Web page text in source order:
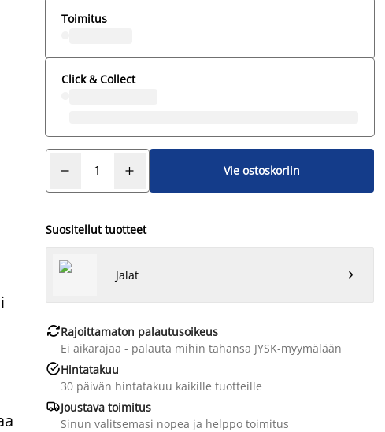
Toimitus
Click & Collect
Vie ostoskoriin
Suositellut tuotteet
Jalat 
Rajoittamaton palautusoikeus
Ei aikarajaa - palauta mihin tahansa JYSK-myymälään
Hintatakuu
30 päivän hintatakuu kaikille tuotteille
Joustava toimitus
Sinun valitsemasi nopea ja helppo toimitus